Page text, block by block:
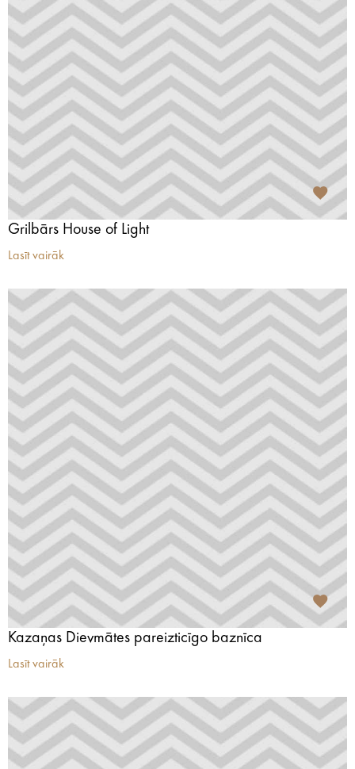
Grilbārs House of Light
Lasīt vairāk
Kazaņas Dievmātes pareizticīgo baznīca
Lasīt vairāk